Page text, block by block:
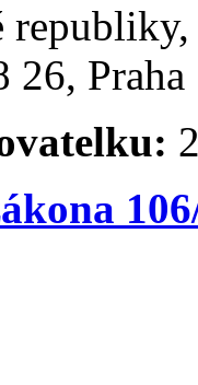
26,